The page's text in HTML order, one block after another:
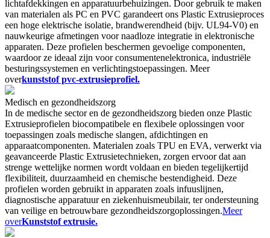
lichtafdekkingen en apparatuurbehuizingen. Door gebruik te maken
van materialen als PC en PVC garandeert ons Plastic Extrusieproces
een hoge elektrische isolatie, brandwerendheid (bijv. UL94-V0) en
nauwkeurige afmetingen voor naadloze integratie in elektronische
apparaten. Deze profielen beschermen gevoelige componenten,
waardoor ze ideaal zijn voor consumentenelektronica, industriële
besturingssystemen en verlichtingstoepassingen. Meer
overkunststof pvc-extrusieprofiel.
Medisch en gezondheidszorg
In de medische sector en de gezondheidszorg bieden onze Plastic
Extrusieprofielen biocompatibele en flexibele oplossingen voor
toepassingen zoals medische slangen, afdichtingen en
apparaatcomponenten. Materialen zoals TPU en EVA, verwerkt via
geavanceerde Plastic Extrusietechnieken, zorgen ervoor dat aan
strenge wettelijke normen wordt voldaan en bieden tegelijkertijd
flexibiliteit, duurzaamheid en chemische bestendigheid. Deze
profielen worden gebruikt in apparaten zoals infuuslijnen,
diagnostische apparatuur en ziekenhuismeubilair, ter ondersteuning
van veilige en betrouwbare gezondheidszorgoplossingen.Meer
overKunststof extrusie.